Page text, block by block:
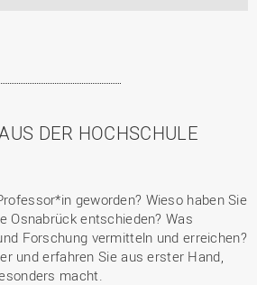
DER HOCHSCHULE
geworden? Wieso haben Sie
Osnabrück entschieden? Was
Forschung vermitteln und erreichen?
und erfahren Sie aus erster Hand,
macht.